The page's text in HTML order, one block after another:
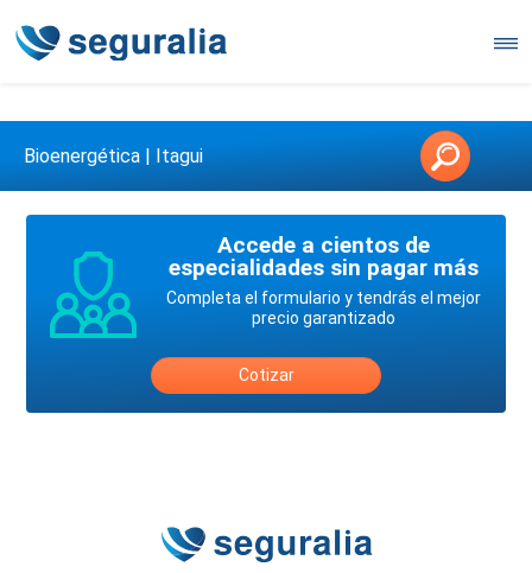
Contáctanos en 3147146006
Bioenergética | Itagui
Accede a cientos de
especialidades sin pagar más
Completa el formulario y tendrás el mejor
precio garantizado
Cotizar